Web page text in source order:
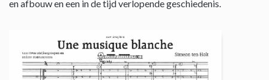
en afbouw en een in de tijd verlopende geschiedenis.